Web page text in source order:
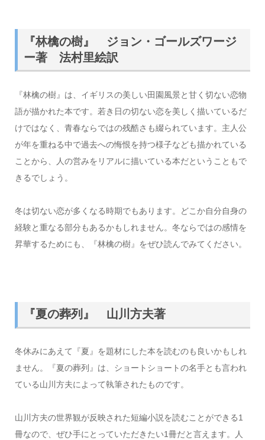
『林檎の樹』 ジョン・ゴールズワージ
ー著 法村里絵訳
『林檎の樹』は、イギリスの美しい田園風景と甘く切ない恋物
語が描かれた本です。若き日の切ない恋を美しく描いているだ
けではなく、青春ならではの残酷さも綴られています。主人公
が年を重ねる中で過去への悔恨を持つ様子なども描かれている
ことから、人の営みをリアルに描いている本だということもで
きるでしょう。
冬は切ない恋が多くなる時期でもあります。どこか自分自身の
経験と重なる部分もあるかもしれません。冬ならではの感情を
昇華するためにも、『林檎の樹』をぜひ読んでみてください。
『夏の葬列』 山川方夫著
冬休みにあえて『夏』を題材にした本を読むのも良いかもしれ
ません。『夏の葬列』は、ショートショートの名手とも言われ
ている山川方夫によって執筆されたものです。
山川方夫の世界観が反映された短編小説を読むことができる1
冊なので、ぜひ手にとっていただきたい1冊だと言えます。人